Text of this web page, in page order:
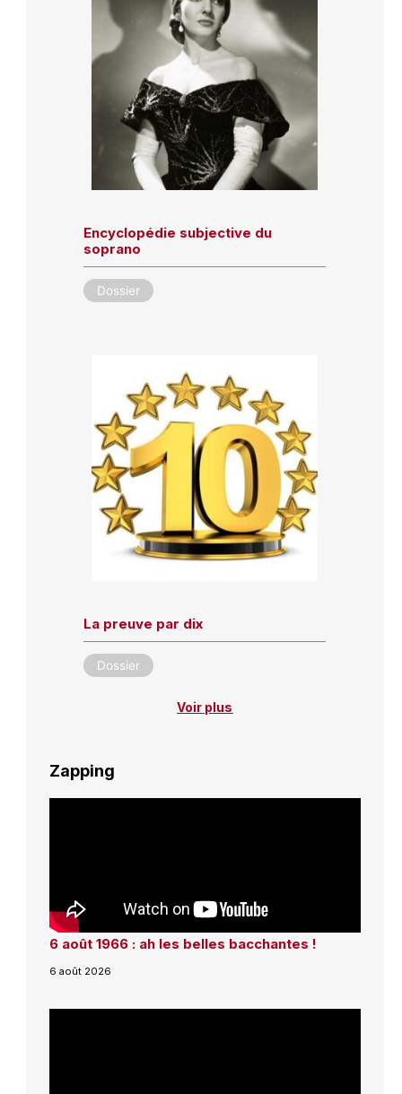
Encyclopédie subjective du
soprano
Dossier
La preuve par dix
Dossier
Voir plus
Zapping
6 août 1966 : ah les belles bacchantes !
6 août 2026